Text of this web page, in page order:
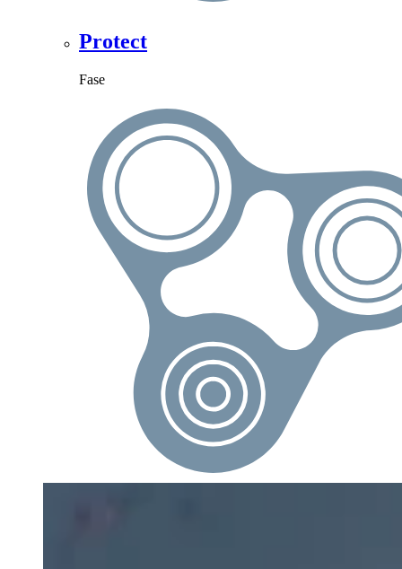
Protect
Fase